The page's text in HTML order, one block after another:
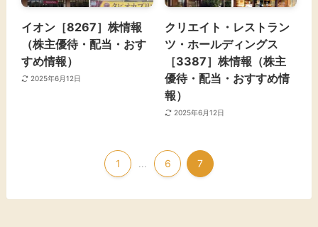
イオン［8267］株情報
（株主優待・配当・おす
すめ情報）
2025年6月12日
クリエイト・レストラン
ツ・ホールディングス
［3387］株情報（株主
優待・配当・おすすめ情
報）
2025年6月12日
1 ... 6 7